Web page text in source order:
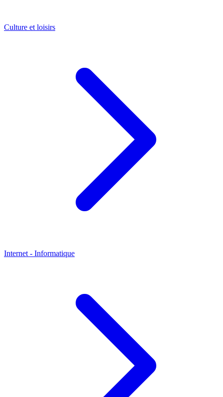
Culture et loisirs
Internet - Informatique